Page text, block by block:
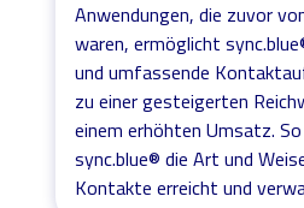
Anwendungen, die zuvor
waren, ermöglicht
und umfassende
zu einer gesteigerten
einem erhöhten Umsatz.
sync.blue® die Art und
Kontakte erreicht und